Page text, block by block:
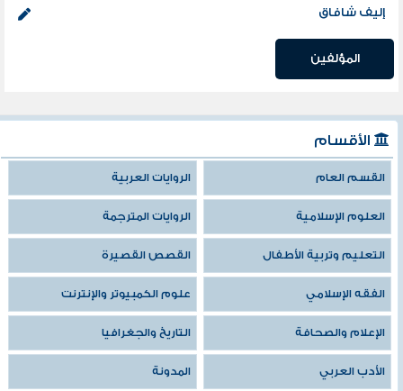
إليف شافاق
المؤلفين
الأقسام
القسم العام الروايات العربية
العلوم الإسلامية الروايات المترجمة
التعليم وتربية الأطفال القصص القصيرة
الفقه الإسلامي علوم الكمبيوتر والإنترنت
الإعلام والصحافة التاريخ والجغرافيا
الأدب العربي المدونة